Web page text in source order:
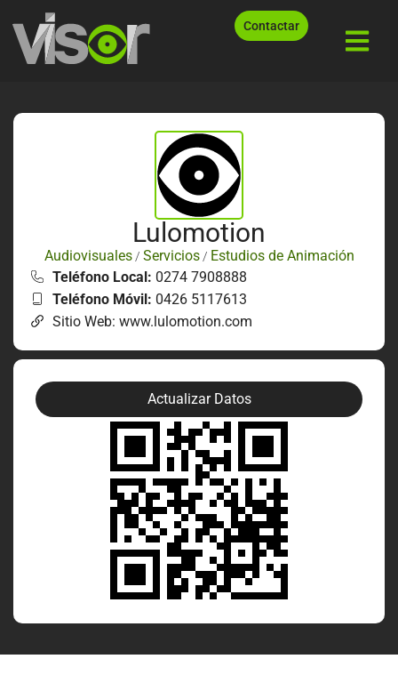
Contactar
Lulomotion
Audiovisuales/ Servicios/ Estudios de Animación
Teléfono Local: 0274 7908888
Teléfono Móvil: 0426 5117613
Sitio Web: www.lulomotion.com
Actualizar Datos